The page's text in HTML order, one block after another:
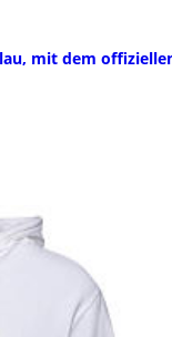
mit dem